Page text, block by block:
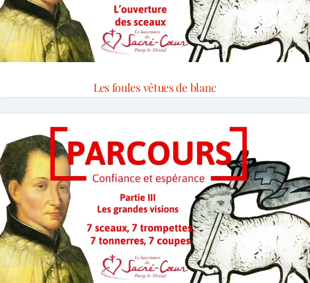
Les foules vêtues de blanc